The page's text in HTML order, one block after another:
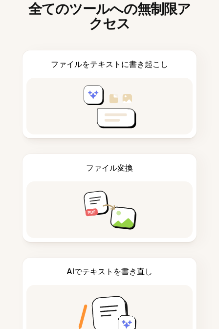
全てのツールへの無制限ア
クセス
ファイルをテキストに書き起こし
ファイル変換
AIでテキストを書き直し